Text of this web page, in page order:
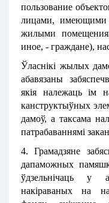
пользование
лицами, имеющими
жилыми
иное, - граждане),
Ўласнікі жылых
абавязаны
якія належаць ім
канструктыўных
дамоў, а таксама
патрабаваннямі
4. Грамадзяне
дапаможных
ўдзельнічаць у
накіраваных на